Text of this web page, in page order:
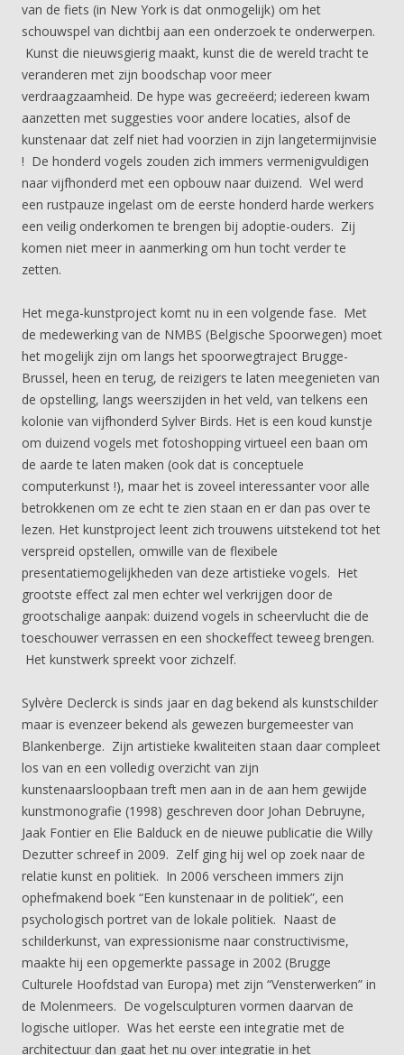
van de fiets (in New York is dat onmogelijk) om het
schouwspel van dichtbij aan een onderzoek te onderwerpen.
Kunst die nieuwsgierig maakt, kunst die de wereld tracht te
veranderen met zijn boodschap voor meer
verdraagzaamheid. De hype was gecreëerd; iedereen kwam
aanzetten met suggesties voor andere locaties, alsof de
kunstenaar dat zelf niet had voorzien in zijn langetermijnvisie
! De honderd vogels zouden zich immers vermenigvuldigen
naar vijfhonderd met een opbouw naar duizend. Wel werd
een rustpauze ingelast om de eerste honderd harde werkers
een veilig onderkomen te brengen bij adoptie-ouders. Zij
komen niet meer in aanmerking om hun tocht verder te
zetten.
Het mega-kunstproject komt nu in een volgende fase. Met
de medewerking van de NMBS (Belgische Spoorwegen) moet
het mogelijk zijn om langs het spoorwegtraject Brugge-
Brussel, heen en terug, de reizigers te laten meegenieten van
de opstelling, langs weerszijden in het veld, van telkens een
kolonie van vijfhonderd Sylver Birds. Het is een koud kunstje
om duizend vogels met fotoshopping virtueel een baan om
de aarde te laten maken (ook dat is conceptuele
computerkunst !), maar het is zoveel interessanter voor alle
betrokkenen om ze echt te zien staan en er dan pas over te
lezen. Het kunstproject leent zich trouwens uitstekend tot het
verspreid opstellen, omwille van de flexibele
presentatiemogelijkheden van deze artistieke vogels. Het
grootste effect zal men echter wel verkrijgen door de
grootschalige aanpak: duizend vogels in scheervlucht die de
toeschouwer verrassen en een shockeffect teweeg brengen.
Het kunstwerk spreekt voor zichzelf.
Sylvère Declerck is sinds jaar en dag bekend als kunstschilder
maar is evenzeer bekend als gewezen burgemeester van
Blankenberge. Zijn artistieke kwaliteiten staan daar compleet
los van en een volledig overzicht van zijn
kunstenaarsloopbaan treft men aan in de aan hem gewijde
kunstmonografie (1998) geschreven door Johan Debruyne,
Jaak Fontier en Elie Balduck en de nieuwe publicatie die Willy
Dezutter schreef in 2009. Zelf ging hij wel op zoek naar de
relatie kunst en politiek. In 2006 verscheen immers zijn
ophefmakend boek “Een kunstenaar in de politiek”, een
psychologisch portret van de lokale politiek. Naast de
schilderkunst, van expressionisme naar constructivisme,
maakte hij een opgemerkte passage in 2002 (Brugge
Culturele Hoofdstad van Europa) met zijn “Vensterwerken” in
de Molenmeers. De vogelsculpturen vormen daarvan de
logische uitloper. Was het eerste een integratie met de
architectuur dan gaat het nu over integratie in het